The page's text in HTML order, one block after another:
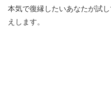
本気で復縁したいあなたが試
えします。